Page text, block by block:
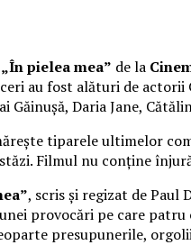
„În pielea mea” de la
au fost alături de actorii
Găinușă, Daria Jane,
tiparele ultimelor
Filmul nu conține
, scris și regizat de
provocări pe care
presupunerile,